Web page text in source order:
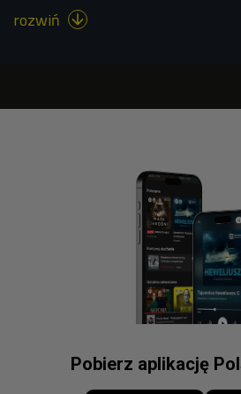
rozwiń 
Pobierz aplikację